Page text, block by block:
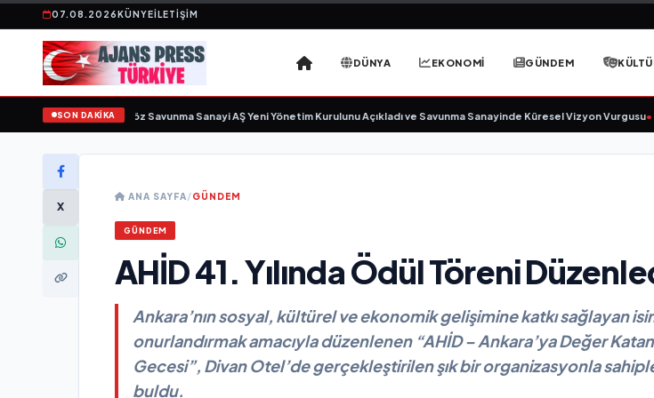
07.08.2026KÜNYEİLETIŞIM
DÜNYA EKONOMİ GÜNDEM
SON DAKİKA
Açıkgöz Savunma Sanayi AŞ Yeni Yönetim Kurulunu Açıkladı ve Savunma Sanayinde Küresel Vizyon Vurgusu•
X
ANA SAYFA/GÜNDEM
GÜNDEM
AHİD 41. Yılında Ödül Töreni
Ankara’nın sosyal, kültürel ve ekonomik gelişimine katkı sağlayan
onurlandırmak amacıyla düzenlenen “AHİD – Ankara’ya Değer
Gecesi”, Divan Otel’de gerçekleştirilen şık bir organizasyonla
buldu.